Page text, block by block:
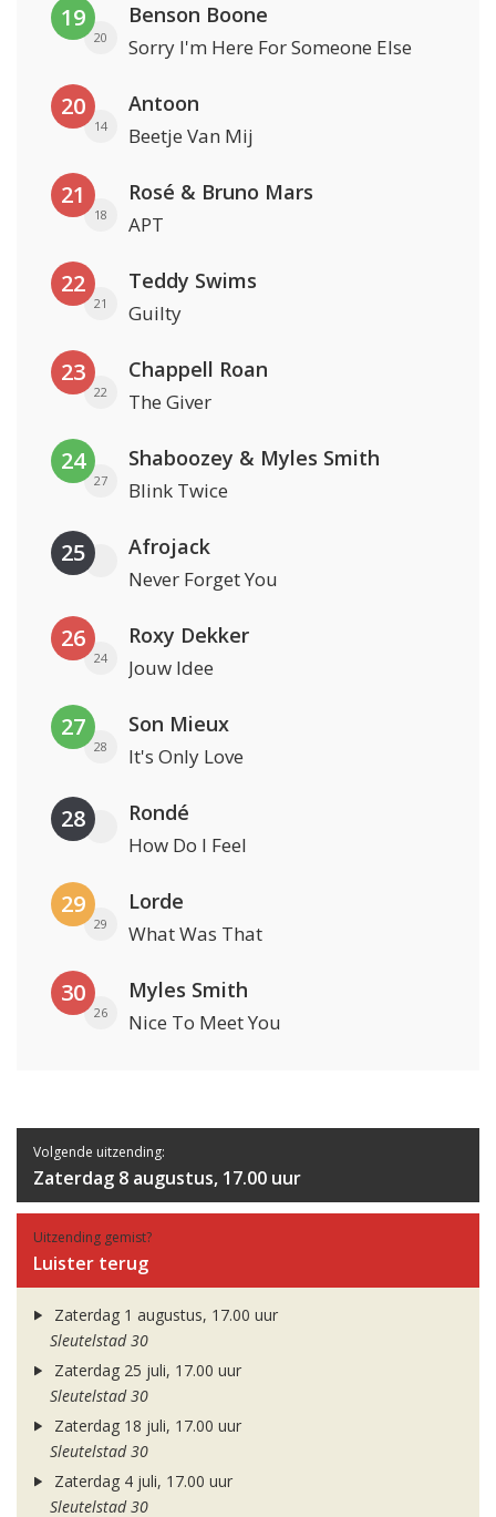
19
20
Benson Boone
Sorry I'm Here For Someone Else
20
14
Antoon
Beetje Van Mij
21
18
Rosé & Bruno Mars
APT
22
21
Teddy Swims
Guilty
23
22
Chappell Roan
The Giver
24
27
Shaboozey & Myles Smith
Blink Twice
25 Afrojack
Never Forget You
26
24
Roxy Dekker
Jouw Idee
27
28
Son Mieux
It's Only Love
28 Rondé
How Do I Feel
29
29
Lorde
What Was That
30
26
Myles Smith
Nice To Meet You
Volgende uitzending:
Zaterdag 8 augustus, 17.00 uur
Uitzending gemist?
Luister terug
Zaterdag 1 augustus, 17.00 uur
Sleutelstad 30
Zaterdag 25 juli, 17.00 uur
Sleutelstad 30
Zaterdag 18 juli, 17.00 uur
Sleutelstad 30
Zaterdag 4 juli, 17.00 uur
Sleutelstad 30